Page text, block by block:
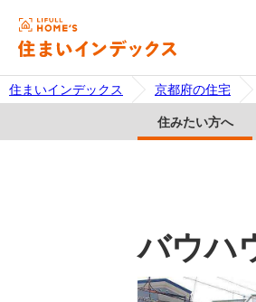
住まいインデックス 京都府の住宅
住みたい方へ
バウハ